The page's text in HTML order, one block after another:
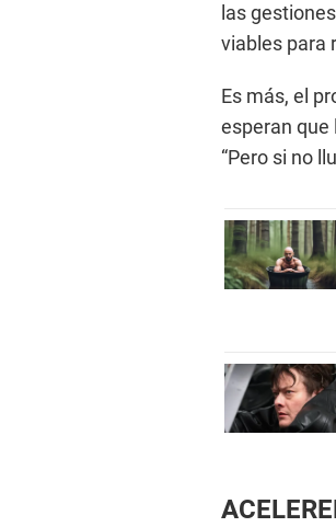
las
viables para
Es más, el
esperan que
“Pero si no